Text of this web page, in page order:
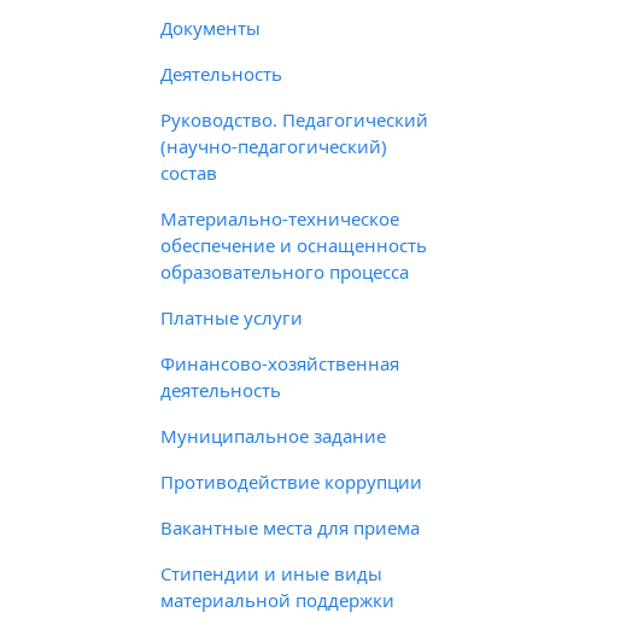
Документы
Деятельность
Руководство. Педагогический
(научно-педагогический)
состав
Материально-техническое
обеспечение и оснащенность
образовательного процесса
Платные услуги
Финансово-хозяйственная
деятельность
Муниципальное задание
Противодействие коррупции
Вакантные места для приема
Стипендии и иные виды
материальной поддержки